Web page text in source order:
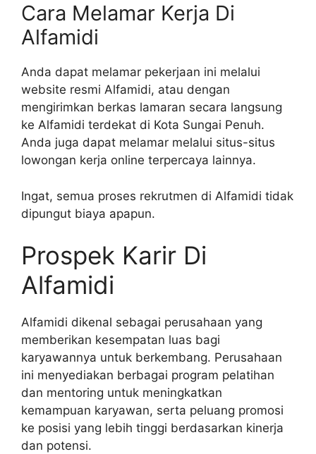
Cara Melamar Kerja Di
Alfamidi
Anda dapat melamar pekerjaan ini melalui
website resmi Alfamidi, atau dengan
mengirimkan berkas lamaran secara langsung
ke Alfamidi terdekat di Kota Sungai Penuh.
Anda juga dapat melamar melalui situs-situs
lowongan kerja online terpercaya lainnya.
Ingat, semua proses rekrutmen di Alfamidi tidak
dipungut biaya apapun.
Prospek Karir Di
Alfamidi
Alfamidi dikenal sebagai perusahaan yang
memberikan kesempatan luas bagi
karyawannya untuk berkembang. Perusahaan
ini menyediakan berbagai program pelatihan
dan mentoring untuk meningkatkan
kemampuan karyawan, serta peluang promosi
ke posisi yang lebih tinggi berdasarkan kinerja
dan potensi.